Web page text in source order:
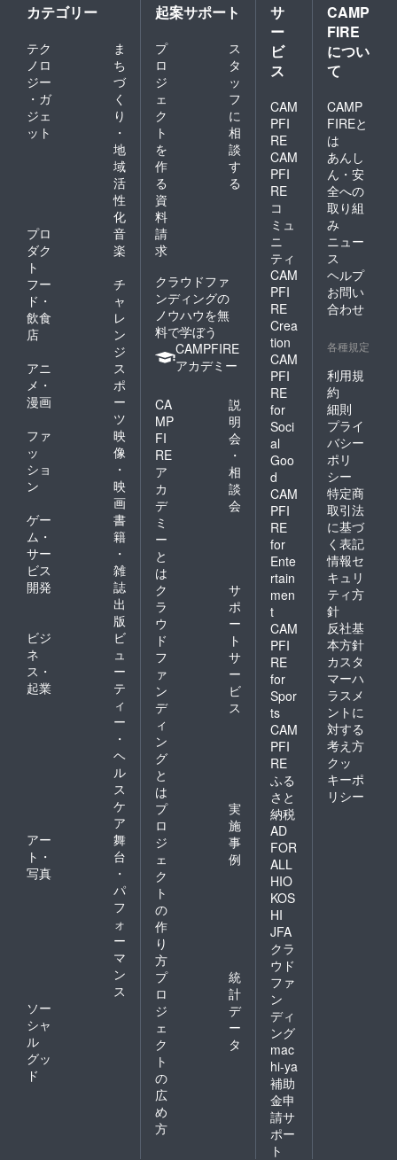
カテゴリー
テク
ノロ
ジー
・ガ
ジェ
ット
ま
ち
づ
く
り
・
地
域
活
性
化
プロ
ダク
ト
音
楽
フー
ド・
飲食
店
チ
ャ
レ
ン
ジ
アニ
メ・
漫画
ス
ポ
ー
ツ
ファ
ッ
ショ
ン
映
像
・
映
画
ゲー
ム・
サー
ビス
開発
書
籍
・
雑
誌
出
版
ビジ
ネ
ス・
起業
ビ
ュ
ー
テ
ィ
ー
・
ヘ
ル
ス
ケ
ア
アー
ト・
写真
舞
台
・
パ
フ
ォ
ー
マ
ン
ス
ソー
シャ
ル
グッ
ド
起案サポート
プ
ロ
ジ
ェ
ク
ト
を
作
る
ス
タ
ッ
フ
に
相
談
す
る
資
料
請
求
クラウドファ
ンディングの
ノウハウを無
料で学ぼう
CAMPFIRE
アカデミー
CA
MP
FI
RE
ア
カ
デ
ミ
ー
と
は
説
明
会
・
相
談
会
ク
ラ
ウ
ド
フ
ァ
ン
デ
ィ
ン
グ
と
は
サ
ポ
ー
ト
サ
ー
ビ
ス
プ
ロ
ジ
ェ
ク
ト
の
作
り
方
実
施
事
例
プ
ロ
ジ
ェ
ク
ト
の
広
め
方
統
計
デ
ー
タ
サ
ー
ビ
ス
CAM
PFI
RE
CAM
PFI
RE
コ
ミュ
ニ
ティ
CAM
PFI
RE
Crea
tion
CAM
PFI
RE
for
Soci
al
Goo
d
CAM
PFI
RE
for
Ente
rtain
men
t
CAM
PFI
RE
for
Spor
ts
CAM
PFI
RE
ふる
さと
納税
AD
FOR
ALL
HIO
KOS
HI
JFA
クラ
ウド
ファ
ン
ディ
ング
mac
hi-ya
補助
金申
請サ
ポー
ト
CAMP
FIRE
につい
て
CAMP
FIREと
は
あんし
ん・安
全への
取り組
み
ニュー
ス
ヘルプ
お問い
合わせ
各種規定
利用規
約
細則
プライ
バシー
ポリ
シー
特定商
取引法
に基づ
く表記
情報セ
キュリ
ティ方
針
反社基
本方針
カスタ
マーハ
ラスメ
ントに
対する
考え方
クッ
キーポ
リシー